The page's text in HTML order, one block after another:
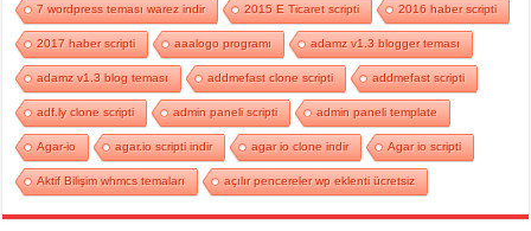
7 wordpress teması warez indir 2015 E Ticaret scripti 2016 haber scripti
2017 haber scripti aaalogo programı adamz v1.3 blogger teması
adamz v1.3 blog teması addmefast clone scripti addmefast scripti
adf.ly clone scripti admin paneli scripti admin paneli template
Agar-io agar.io scripti indir agar io clone indir Agar io scripti
Aktif Bilişim whmcs temaları açılır pencereler wp eklenti ücretsiz